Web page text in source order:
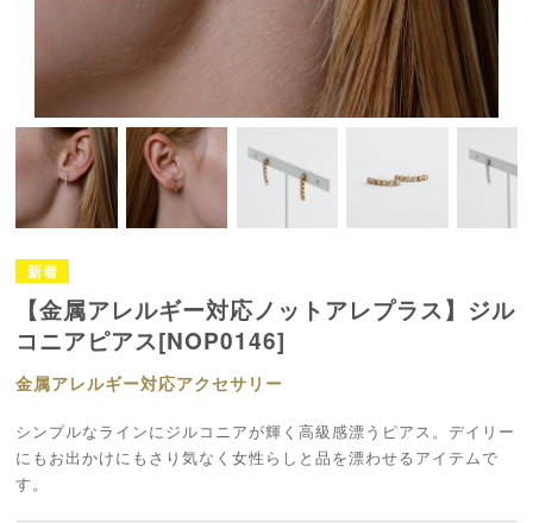
【金属アレルギー対応ノットアレプラス】ジル
コニアピアス[NOP0146]
金属アレルギー対応アクセサリー
シンプルなラインにジルコニアが輝く高級感漂うピアス。デイリー
にもお出かけにもさり気なく女性らしと品を漂わせるアイテムで
す。